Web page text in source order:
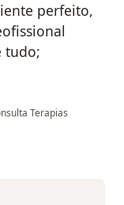
perfeito,
tudo;
Terapias